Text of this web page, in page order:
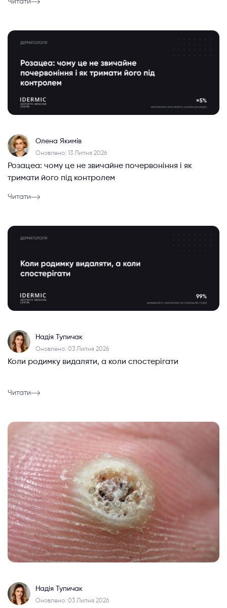
Олена Якимів
Оновлено: 13 Липня 2026
Розацеа: чому це не звичайне почервоніння і як
тримати його під контролем
Читати
Надія Тупичак
Оновлено: 03 Липня 2026
Коли родимку видаляти, а коли спостерігати
Читати
Надія Тупичак
Оновлено: 03 Липня 2026